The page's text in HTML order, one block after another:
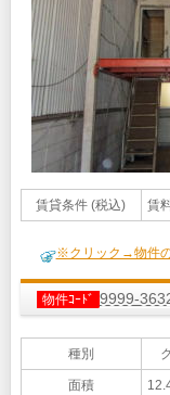
賃貸条件 (税込) 賃
※クリック→物件
物件ｺｰﾄﾞ 9999-
種別
面積